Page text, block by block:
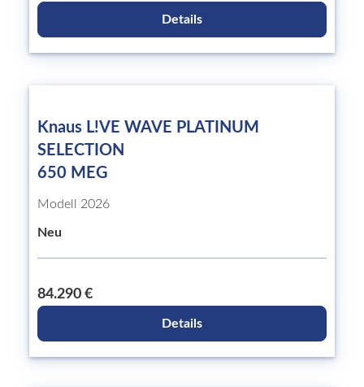
Details
Knaus L!VE WAVE PLATINUM
SELECTION
650 MEG
Modell 2026
Neu
84.290 €
Details